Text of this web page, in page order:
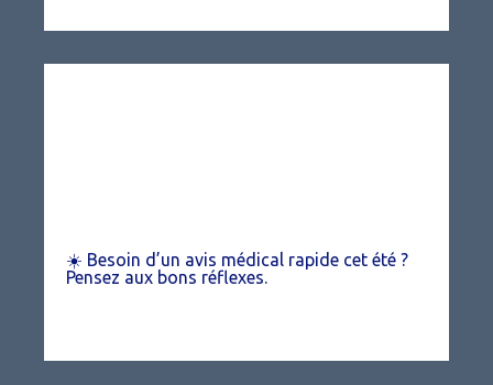
☀️ Besoin d’un avis médical rapide cet été ?
Pensez aux bons réflexes.